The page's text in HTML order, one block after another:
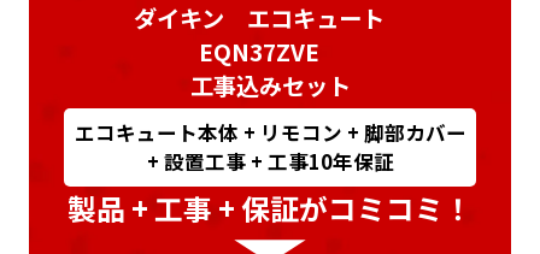
ダイキン エコキュート
EQN37ZVE
工事込みセット
エコキュート本体 + リモコン + 脚部カバー
+ 設置工事 + 工事10年保証
製品 + 工事 + 保証がコミコミ！